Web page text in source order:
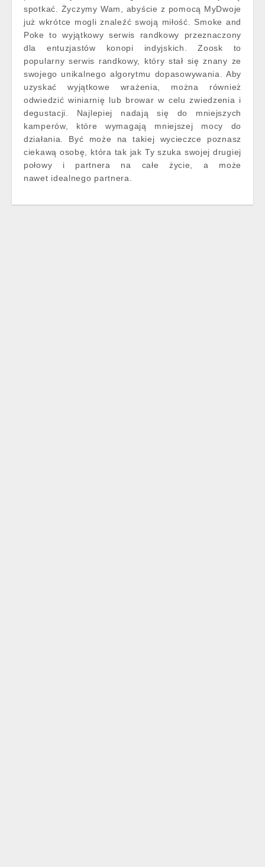
spotkać. Życzymy Wam, abyście z pomocą MyDwoje
już wkrótce mogli znaleźć swoją miłość. Smoke and
Poke to wyjątkowy serwis randkowy przeznaczony
dla entuzjastów konopi indyjskich. Zoosk to
popularny serwis randkowy, który stał się znany ze
swojego unikalnego algorytmu dopasowywania. Aby
uzyskać wyjątkowe wrażenia, można również
odwiedzić winiarnię lub browar w celu zwiedzenia i
degustacji. Najlepiej nadają się do mniejszych
kamperów, które wymagają mniejszej mocy do
działania. Być może na takiej wycieczce poznasz
ciekawą osobę, która tak jak Ty szuka swojej drugiej
połowy i partnera na całe życie, a może
nawet idealnego partnera.